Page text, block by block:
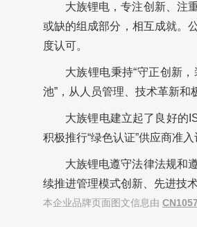
大族锂电，专注创新、注
或缺的组成部分，相互成就。
度认可。
大族锂电秉持“守正创新
池”，从人员管理、技术革新和
大族锂电建立起了良好的
积极推行“绿色认证”供应商准
大族锂电遵守法律法规和
续推进管理模式创新、先进技
本企业品牌页面图文信息由